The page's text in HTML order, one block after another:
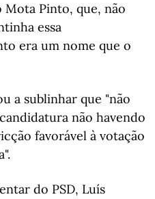
Mota Pinto, que, não
essa
era um nome que o
a sublinhar que "não
não havendo
favorável à votação
do PSD, Luís